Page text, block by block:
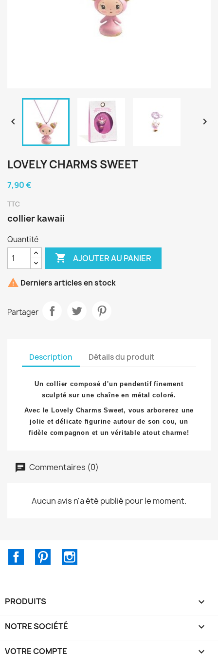
 
LOVELY CHARMS SWEET
7,90 €
TTC
collier kawaii
Quantité
 AJOUTER AU PANIER
 Derniers articles en stock
Partager
Description Détails du produit
Un collier composé d'un pendentif finement
sculpté sur une chaîne en métal coloré.
Avec le Lovely Charms Sweet, vous arborerez une
jolie et délicate figurine autour de son cou, un
fidèle compagnon et un véritable atout charme!
Commentaires (0)
Aucun avis n'a été publié pour le moment.
FacebookPinterest
PRODUITS 
NOTRE SOCIÉTÉ 
VOTRE COMPTE 